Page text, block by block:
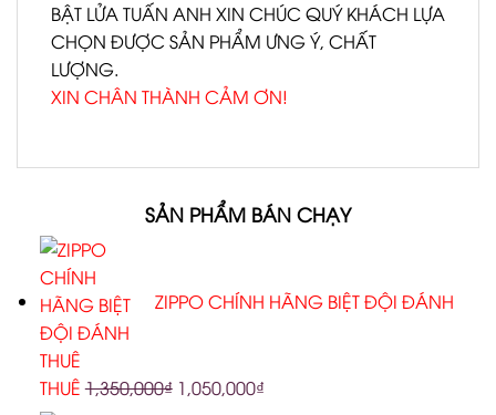
BẬT LỬA TUẤN ANH XIN CHÚC QUÝ KHÁCH LỰA
CHỌN ĐƯỢC SẢN PHẨM ƯNG Ý, CHẤT
LƯỢNG.
XIN CHÂN THÀNH CẢM ƠN!
SẢN PHẨM BÁN CHẠY
ZIPPO CHÍNH HÃNG BIỆT ĐỘI ĐÁNH
THUÊ 1,350,000₫ 1,050,000₫